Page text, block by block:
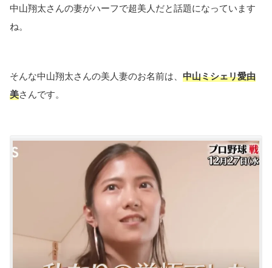
中山翔太さんの妻がハーフで超美人だと話題になっています
ね。
そんな中山翔太さんの美人妻のお名前は、 中山ミシェリ愛由
美さんです。